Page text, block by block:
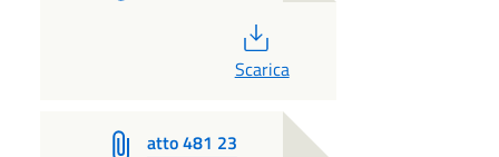
PDF
Scarica
atto 481 23